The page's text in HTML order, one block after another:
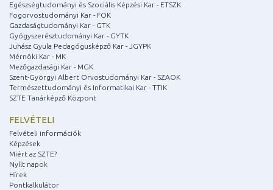
Egészségtudományi és Szociális Képzési Kar - ETSZK
Fogorvostudományi Kar - FOK
Gazdaságtudományi Kar - GTK
Gyógyszerésztudományi Kar - GYTK
Juhász Gyula Pedagógusképző Kar - JGYPK
Mérnöki Kar - MK
Mezőgazdasági Kar - MGK
Szent-Györgyi Albert Orvostudományi Kar - SZAOK
Természettudományi és Informatikai Kar - TTIK
SZTE Tanárképző Központ
FELVÉTELI
Felvételi információk
Képzések
Miért az SZTE?
Nyílt napok
Hírek
Pontkalkulátor